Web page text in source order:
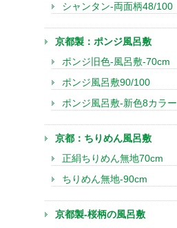
シャンタン-両面柄48/100
京都製：ポンジ風呂敷
ポンジ旧色-風呂敷-70cm
ポンジ風呂敷90/100
ポンジ風呂敷-新色8カラー
京都：ちりめん風呂敷
正絹ちりめん無地70cm
ちりめん無地-90cm
京都製-桜柄の風呂敷